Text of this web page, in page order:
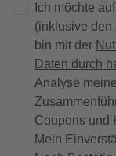
Ich möchte
(inklusive den
bin mit der
Daten durch
Analyse
Coupons und
Mein